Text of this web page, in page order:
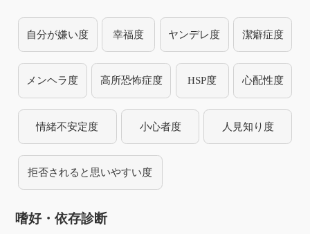
自分が嫌い度 幸福度 ヤンデレ度 潔癖症度
メンヘラ度 高所恐怖症度 HSP度 心配性度
情緒不安定度 小心者度 人見知り度
拒否されると思いやすい度
嗜好・依存診断